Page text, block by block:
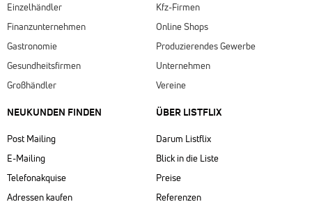
Einzelhändler
Finanzunternehmen
Gastronomie
Gesundheitsfirmen
Großhändler
Kfz-Firmen
Online Shops
Produzierendes Gewerbe
Unternehmen
Vereine
NEUKUNDEN FINDEN
Post Mailing
E-Mailing
Telefonakquise
Adressen kaufen
ÜBER LISTFLIX​
Darum Listflix
Blick in die Liste
Preise
Referenzen